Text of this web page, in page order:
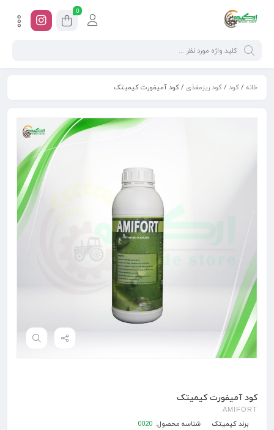
0
خانه /کود /کود ریزمغذی / کود آمیفورت کیمیتک
کود آمیفورت کیمیتک
AMIFORT
برندکیمیتک شناسه محصول: 0020